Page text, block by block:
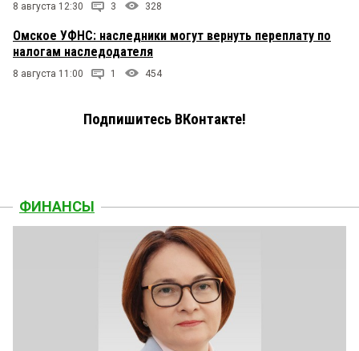
8 августа 12:30 3 328
Омское УФНС: наследники могут вернуть переплату по
налогам наследодателя
8 августа 11:00 1 454
Подпишитесь ВКонтакте!
ФИНАНСЫ